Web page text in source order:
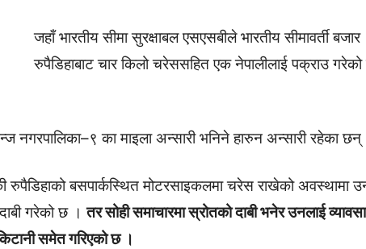
जहाँ भारतीय सीमा सुरक्षाबल एसएसबीले भारतीय सीमावर्ती बजार
रुपैडिहाबाट चार किलो चरेससहित एक नेपालीलाई पक्राउ
नगरपालिका–९ का माइला अन्सारी भनिने हारुन अन्सारी रहेका छन्
बसपार्कस्थित मोटरसाइकलमा चरेस राखेको अवस्थामा
गरेको छ ।तर सोही समाचारमा स्रोतको दाबी भनेर उनलाई
समेत गरिएको छ ।